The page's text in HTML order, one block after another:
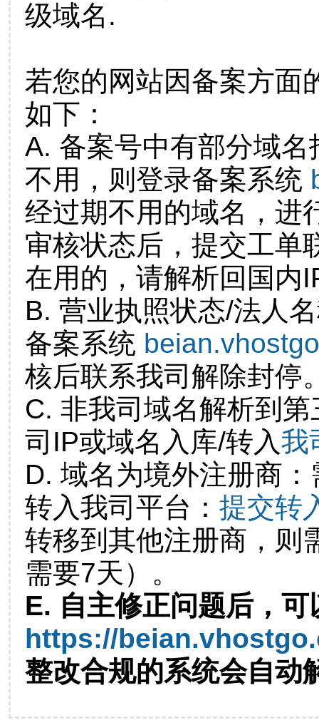
级域名.
若您的网站因备案方面
如下：
A. 备案号中有部分域
不用，则登录备案系统
经过期不用的域名，进
审核状态后，提交工单
在用的，请解析回国内
B. 营业执照状态/法人
备案系统
核后联系我司解除封停
C. 非我司域名解析到
司IP或域名入库/转入我
D. 域名为境外注册商
转入我司平台： 提交转
转移到其他注册商，则
需要7天）。
E. 自主修正问题后，可
https://
整改合规的系统会自动